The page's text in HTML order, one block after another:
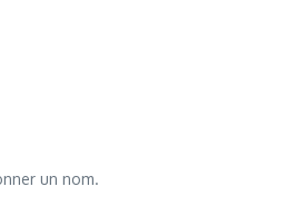
un nom.